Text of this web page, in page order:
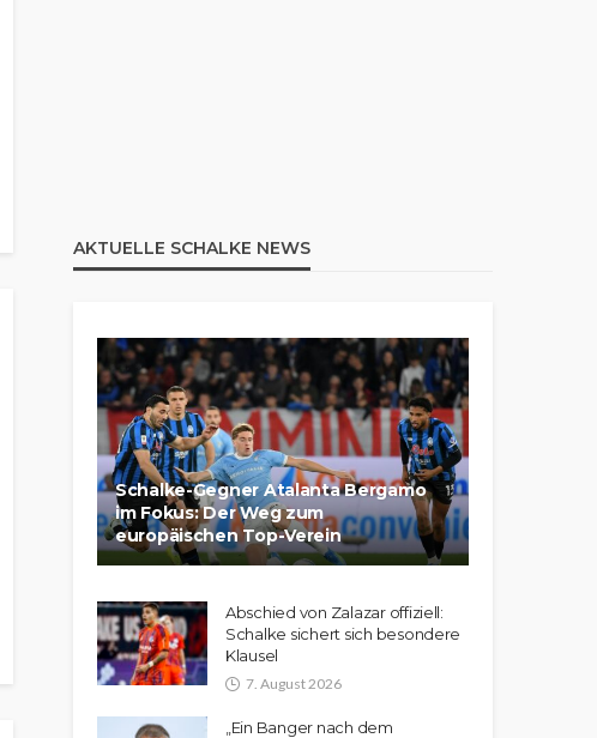
AKTUELLE SCHALKE NEWS
Schalke-Gegner Atalanta Bergamo
im Fokus: Der Weg zum
europäischen Top-Verein
Abschied von Zalazar offiziell:
Schalke sichert sich besondere
Klausel
7. August 2026
„Ein Banger nach dem